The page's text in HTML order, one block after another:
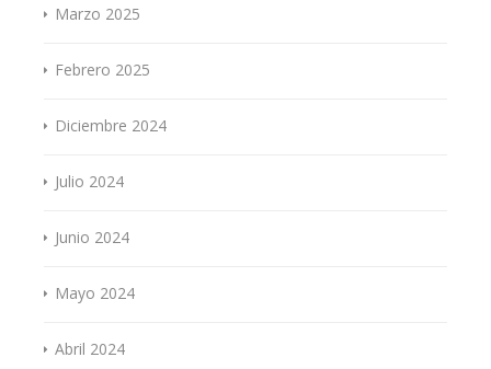
Marzo 2025
Febrero 2025
Diciembre 2024
Julio 2024
Junio 2024
Mayo 2024
Abril 2024